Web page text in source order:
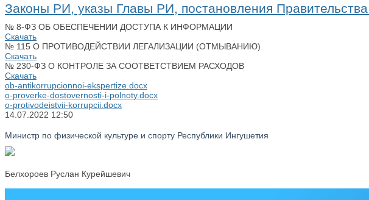
Законы РИ, указы Главы РИ, постановления
№ 8-ФЗ ОБ ОБЕСПЕЧЕНИИ ДОСТУПА К ИНФОРМАЦИИ
Скачать
№ 115 О ПРОТИВОДЕЙСТВИИ ЛЕГАЛИЗАЦИИ (ОТМЫВАНИЮ)
Скачать
№ 230-ФЗ О КОНТРОЛЕ ЗА СООТВЕТСТВИЕМ РАСХОДОВ
Скачать
ob-antikorrupcionnoi-ekspertize.docx
o-proverke-dostovernosti-i-polnoty.docx
o-protivodeistvii-korrupcii.docx
14.07.2022 12:50
Министр по физической культуре и спорту Республики Ингушетия
Белхороев Руслан Курейшевич